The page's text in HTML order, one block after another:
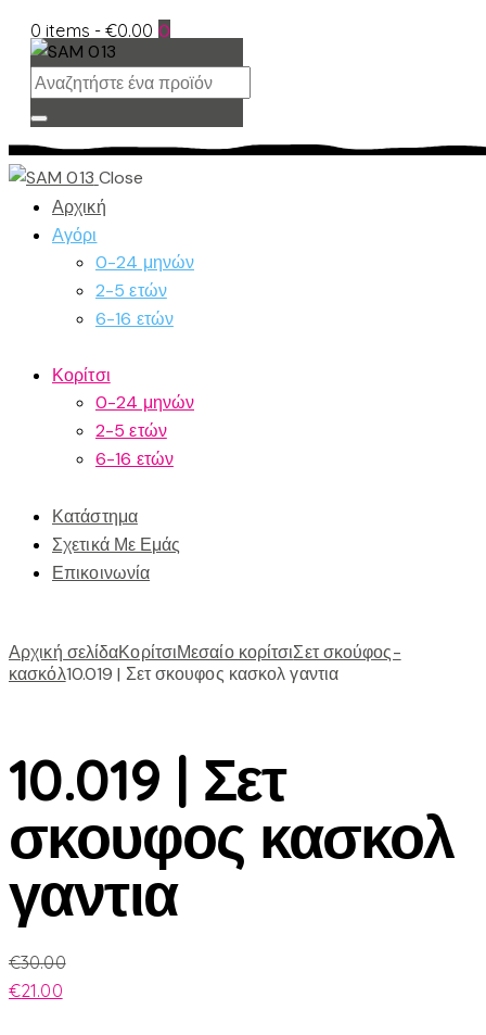
0 items -€0.00 0
Close
Αρχική
Αγόρι
0-24 μηνών
2-5 ετών
6-16 ετών
Κορίτσι
0-24 μηνών
2-5 ετών
6-16 ετών
Κατάστημα
Σχετικά Με Εμάς
Επικοινωνία
Αρχική σελίδαΚορίτσιΜεσαίο κορίτσιΣετ σκούφος-
κασκόλ10.019 | Σετ σκουφος κασκολ γαντια
10.019 | Σετ
σκουφος κασκολ
γαντια
€30.00
€21.00